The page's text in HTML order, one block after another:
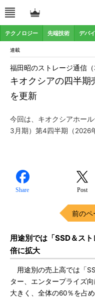
テクノロジー 先端技術 デバ
連載
キオクシアの四半
を更新
福田昭のストレージ通信（
今回は、キオクシアホー
3月期）第4四半期（2026
Share Post
前のペ
用途別では「SSD＆ス
倍に拡大
用途別の売上高では「
ター、エンタープライズ
大きく、全体の60％を占